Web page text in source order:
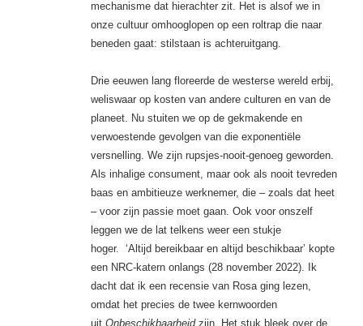
mechanisme dat hierachter zit. Het is alsof we in
onze cultuur omhooglopen op een roltrap die naar
beneden gaat: stilstaan is achteruitgang.
Drie eeuwen lang floreerde de westerse wereld erbij,
weliswaar op kosten van andere culturen en van de
planeet. Nu stuiten we op de gekmakende en
verwoestende gevolgen van die exponentiële
versnelling. We zijn rupsjes-nooit-genoeg geworden.
Als inhalige consument, maar ook als nooit tevreden
baas en ambitieuze werknemer, die – zoals dat heet
– voor zijn passie moet gaan. Ook voor onszelf
leggen we de lat telkens weer een stukje
hoger. ‘Altijd bereikbaar en altijd beschikbaar’ kopte
een NRC-katern onlangs (28 november 2022). Ik
dacht dat ik een recensie van Rosa ging lezen,
omdat het precies de twee kernwoorden
uit Onbeschikbaarheid zijn. Het stuk bleek over de